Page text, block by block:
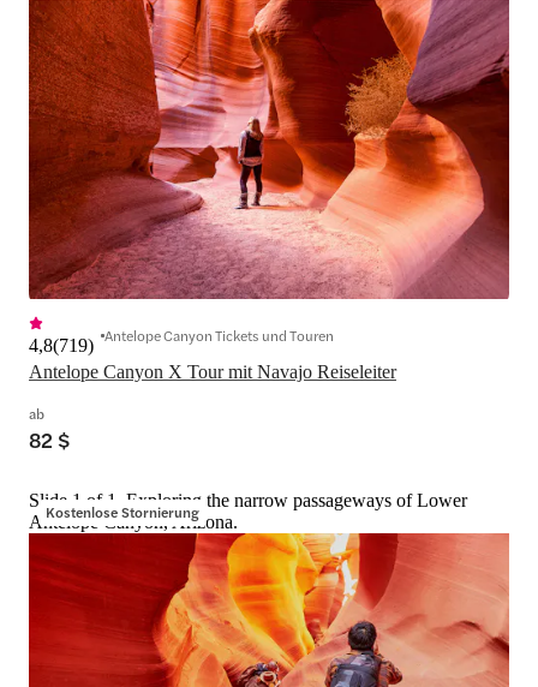
Antelope Canyon X Tour mit Navajo Reiseleiter
4,8(719) Antelope Canyon Tickets und Touren
ab
82 $
Kostenlose Stornierung
Slide 1 of 1, Exploring the narrow passageways of Lower
Antelope Canyon, Arizona.